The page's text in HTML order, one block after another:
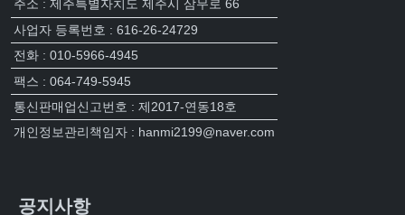
주소 : 제주특별자치도 제주시 삼무로 66
사업자 등록번호 : 616-26-24729
전화 : 010-5966-4945
팩스 : 064-749-5945
통신판매업신고번호 : 제2017-연동18호
개인정보관리책임자 : hanmi2199@naver.com
공지사항